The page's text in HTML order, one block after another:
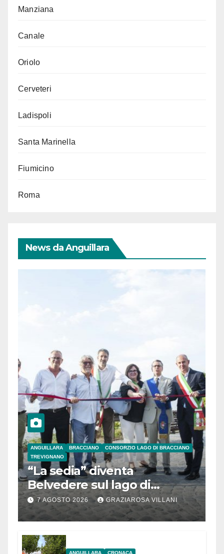
Manziana
Canale
Oriolo
Cerveteri
Ladispoli
Santa Marinella
Fiumicino
Roma
News da Anguillara
ANGUILLARA BRACCIANO
CONSORZIO LAGO DI BRACCIANO
TREVIGNANO
“La sedia” diventa
Belvedere sul lago di
Bracciano: ieri
l’inaugurazione
7 AGOSTO 2026 GRAZIAROSA VILLANI